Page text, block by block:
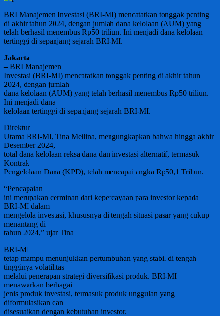
BRI Manajemen Investasi (BRI-MI) mencatatkan tonggak penting
di akhir tahun 2024, dengan jumlah dana kelolaan (AUM) yang
telah berhasil menembus Rp50 triliun. Ini menjadi dana kelolaan
tertinggi di sepanjang sejarah BRI-MI.
Jakarta
– BRI Manajemen
Investasi (BRI-MI) mencatatkan tonggak penting di akhir tahun
2024, dengan jumlah
dana kelolaan (AUM) yang telah berhasil menembus Rp50 triliun.
Ini menjadi dana
kelolaan tertinggi di sepanjang sejarah BRI-MI.
Direktur
Utama BRI-MI, Tina Meilina, mengungkapkan bahwa hingga akhir
Desember 2024,
total dana kelolaan reksa dana dan investasi alternatif, termasuk
Kontrak
Pengelolaan Dana (KPD), telah mencapai angka Rp50,1 Triliun.
“Pencapaian
ini merupakan cerminan dari kepercayaan para investor kepada
BRI-MI dalam
mengelola investasi, khususnya di tengah situasi pasar yang cukup
menantang di
tahun 2024,” ujar Tina
BRI-MI
tetap mampu menunjukkan pertumbuhan yang stabil di tengah
tingginya volatilitas
melalui penerapan strategi diversifikasi produk. BRI-MI
menawarkan berbagai
jenis produk investasi, termasuk produk unggulan yang
diformulasikan dan
disesuaikan dengan kebutuhan investor.